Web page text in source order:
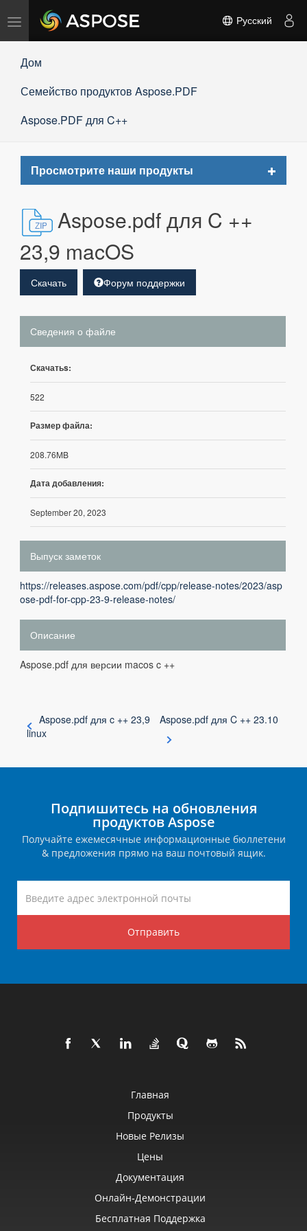
Переключить
навигацию
Русский
Дом
Семейство продуктов Aspose.PDF
Aspose.PDF для C++
Просмотрите наши продукты
Toggle
Aspose.pdf для C ++
23,9 macOS
Скачать Форум поддержки
Сведения о файле
Скачатьs:
522
Размер файла:
208.76MB
Дата добавления:
September 20, 2023
Выпуск заметок
https://releases.aspose.com/pdf/cpp/release-notes/2023/asp
ose-pdf-for-cpp-23-9-release-notes/
Описание
Aspose.pdf для версии macos c ++
Aspose.pdf для c ++ 23,9
linux
Aspose.pdf для C ++ 23.10
Подпишитесь на обновления
продуктов Aspose
Получайте ежемесячные информационные бюллетени
& предложения прямо на ваш почтовый ящик.
Отправить
Главная
Продукты
Новые Релизы
Цены
Документация
Онлайн‑демонстрации
Бесплатная Поддержка